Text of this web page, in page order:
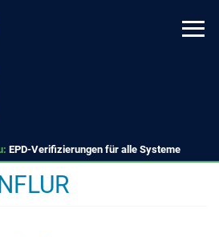
EPD-Verifizierungen für alle Systeme